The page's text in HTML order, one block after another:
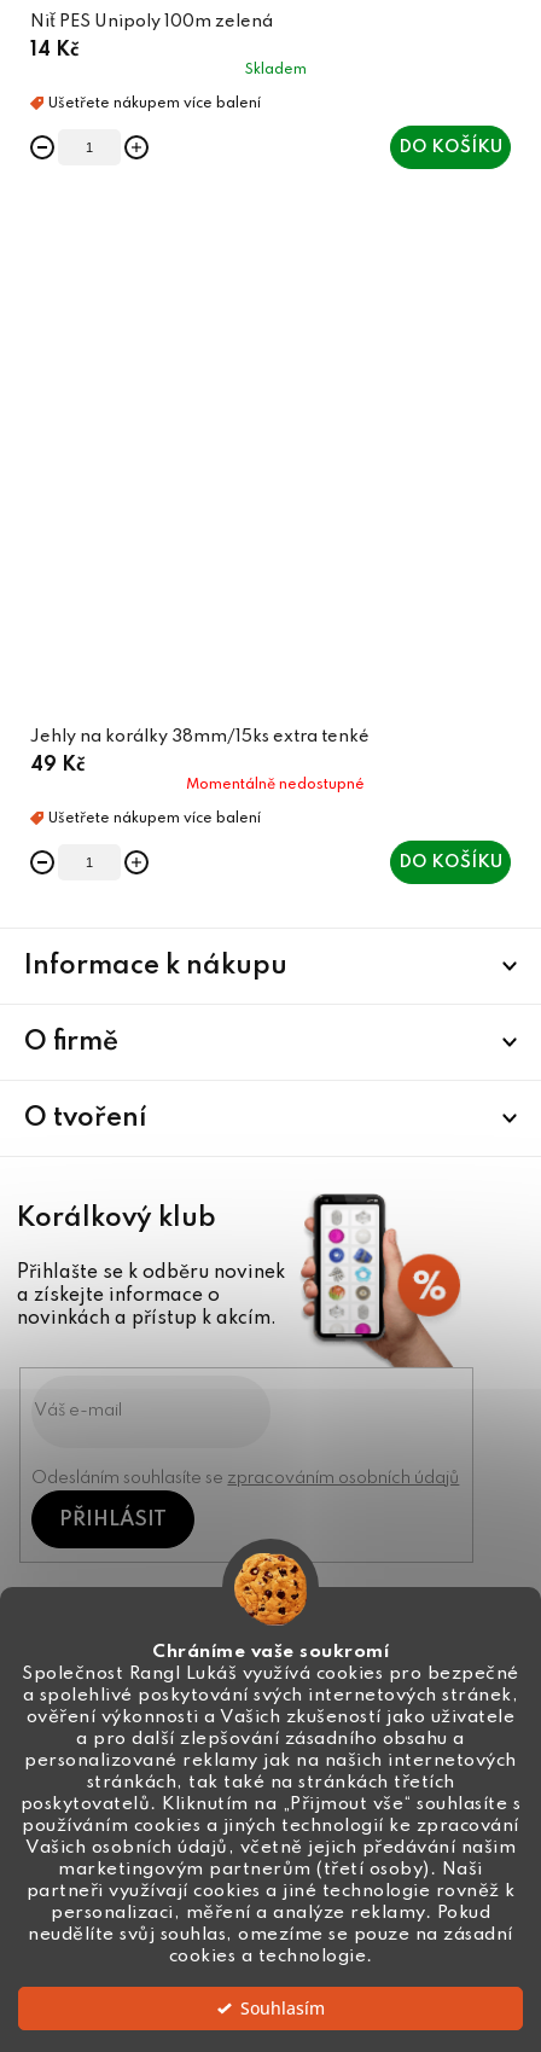
Chráníme vaše soukromí
Společnost Rangl Lukáš využívá cookies pro bezpečné
a spolehlivé poskytování svých internetových stránek,
ověření výkonnosti a Vašich zkušeností jako uživatele
a pro další zlepšování zásadního obsahu a
personalizované reklamy jak na našich internetových
stránkách, tak také na stránkách třetích
poskytovatelů. Kliknutím na „Přijmout vše“ souhlasíte s
používáním cookies a jiných technologií ke zpracování
Vašich osobních údajů, včetně jejich předávání našim
marketingovým partnerům (třetí osoby). Naši
partneři využívají cookies a jiné technologie rovněž k
personalizaci, měření a analýze reklamy. Pokud
neudělíte svůj souhlas, omezíme se pouze na zásadní
cookies a technologie.
Souhlasím
Niť PES Unipoly 100m zelená
14 Kč
Skladem
DO KOŠÍKU
Jehly na korálky 38mm/15ks extra tenké
49 Kč
Momentálně nedostupné
DO KOŠÍKU
Informace k nákupu
O firmě
O tvoření
Korálkový klub
Přihlašte se k odběru novinek
a získejte informace o
novinkách a přístup k akcím.
Odesláním souhlasíte se zpracováním osobních údajů
PŘIHLÁSIT
info@ceske-koralky.cz
+420 774 444 191